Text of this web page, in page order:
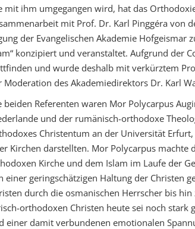
mit ihm umgegangen wird, hat das
mit Prof. Dr. Karl Pinggéra von
der Evangelischen Akademie
konzipiert und veranstaltet. Aufgrund der
und wurde deshalb mit verkürztem
Moderation des Akademiedirektors Dr. Karl
beiden Referenten waren Mor Polycarpus
und der rumänisch-orthodoxe
Christentum an der Universität
Kirchen darstellten. Mor Polycarpus machte
Kirche und dem Islam im Laufe der
einer geringschätzigen Haltung der Christen
durch die osmanischen Herrscher bis
orthodoxen Christen heute sei noch stark
einer damit verbundenen emotionalen